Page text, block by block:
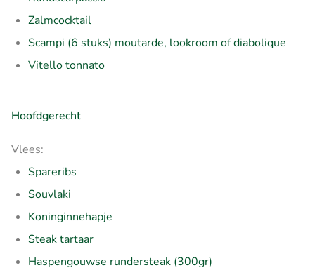
Zalmcocktail
Scampi (6 stuks) moutarde, lookroom of diabolique
Vitello tonnato
Hoofdgerecht
Vlees:
Spareribs
Souvlaki
Koninginnehapje
Steak tartaar
Haspengouwse rundersteak (300gr)